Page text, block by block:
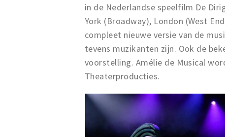
in de Nederlandse speelfilm De
York (Broadway), London (West
compleet nieuwe versie van de
tevens muzikanten zijn. Ook de
voorstelling. Amélie de Musical
Theaterproducties.